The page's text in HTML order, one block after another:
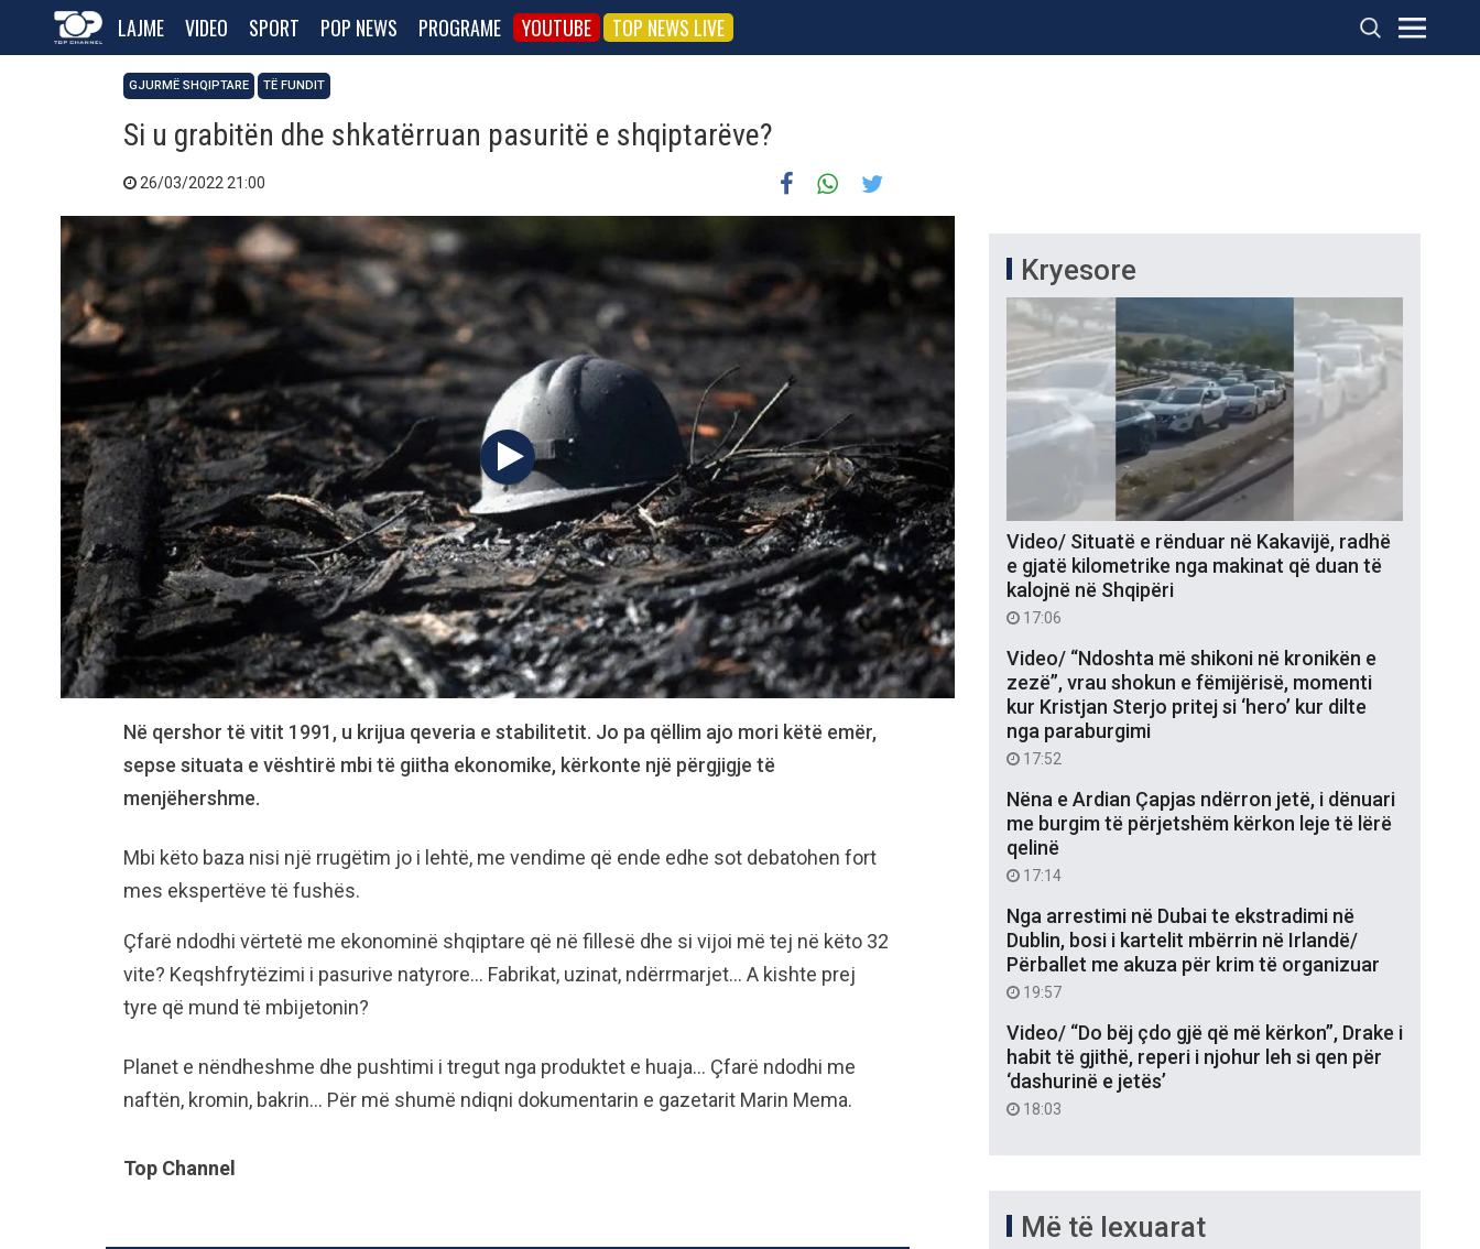
LAJME VIDEO SPORT POP NEWS PROGRAME YOUTUBE TOP NEWS LIVE
GJURMË SHQIPTARE TË FUNDIT
Si u grabitën dhe shkatërruan pasuritë e shqiptarëve?
26/03/2022 21:00
Në qershor të vitit 1991, u krijua qeveria e stabilitetit. Jo pa qëllim ajo mori këtë emër,
sepse situata e vështirë mbi të giitha ekonomike, kërkonte një përgjigje të
menjëhershme.
Mbi këto baza nisi një rrugëtim jo i lehtë, me vendime që ende edhe sot debatohen fort
mes ekspertëve të fushës.
Çfarë ndodhi vërtetë me ekonominë shqiptare që në fillesë dhe si vijoi më tej në këto 32
vite? Keqshfrytëzimi i pasurive natyrore… Fabrikat, uzinat, ndërrmarjet… A kishte prej
tyre që mund të mbijetonin?
Planet e nëndheshme dhe pushtimi i tregut nga produktet e huaja… Çfarë ndodhi me
naftën, kromin, bakrin… Për më shumë ndiqni dokumentarin e gazetarit Marin Mema.
Top Channel
Kryesore
Video/ Situatë e rënduar në Kakavijë, radhë
e gjatë kilometrike nga makinat që duan të
kalojnë në Shqipëri
17:06
Video/ “Ndoshta më shikoni në kronikën e
zezë”, vrau shokun e fëmijërisë, momenti
kur Kristjan Sterjo pritej si ‘hero’ kur dilte
nga paraburgimi
17:52
Nëna e Ardian Çapjas ndërron jetë, i dënuari
me burgim të përjetshëm kërkon leje të lërë
qelinë
17:14
Nga arrestimi në Dubai te ekstradimi në
Dublin, bosi i kartelit mbërrin në Irlandë/
Përballet me akuza për krim të organizuar
19:57
Video/ “Do bëj çdo gjë që më kërkon”, Drake i
habit të gjithë, reperi i njohur leh si qen për
‘dashurinë e jetës’
18:03
Më të lexuarat